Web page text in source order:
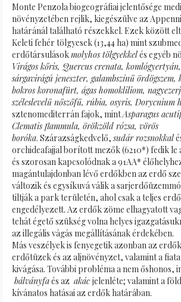
Monte Penzola biogeográfiai jelentősége
növényzetében rejlik, kiegészülve az
határánál található részekkel. Ezek között
Keleti fehér tölgyesek (13,44 ha) mint
erdőtársulásokmolyhos tölgyekkelés egyéb
Virágos kőris, Quercus crenata,
sárgavirágú jeneszter, galambszínű ördögszem,
bokros koronafürt, ágas homokliliom,
széleslevelű nőszőfű, rúbia, osyris, Dorycnium
sztenomediterrán fajok, mintAsparagus
Clematis flammula, örökzöld rózsa, vörös
boróka. Szárazságkedvelő,sudár rozsnokkal
orchideafajjal borított mezők (6210*) fedik le
és szorosan kapcsolódnak a 91AA*
magántulajdonban lévő erdőkben az erdő
változik és egysíkuvá válik a
tiltják a park területén, ahol csak a teljes
engedélyezett. Az erdők zöme elhagyatott
tehát égető szükség volna helyes
az illegális vágás megállításának érdekében.
Más veszélyek is fenyegetik azonban az
erdőtüzek és az aljnövényzet, valamint a
kivágása. További probléma a nem őshonos,
bálványfaés az akác jelenléte; valamint a
kívánatos hatásai az erdők határában.